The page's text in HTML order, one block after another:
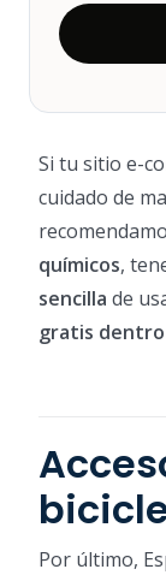
Si tu sitio e-
cuidado de
químicos,
sencilla de
gratis dentro
Por último,